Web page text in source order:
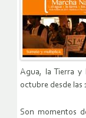
Agua, la Tierra y
octubre desde las
Son momentos